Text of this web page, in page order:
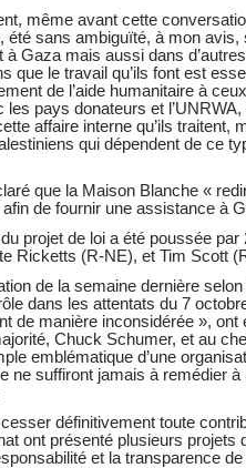
même avant cette
été sans ambiguïté, à mon
à Gaza mais aussi dans
que le travail qu’ils font est
de l’aide humanitaire à
pays donateurs et
affaire interne qu’ils traitent,
qui dépendent de ce
que la Maison Blanche «
de fournir une assistance à
projet de loi a été poussée
Ricketts (R-NE), et Tim Scott
de la semaine dernière
dans les attentats du 7
de manière inconsidérée »,
Chuck Schumer, et au
emblématique d’une
ne suffiront jamais à remédier
définitivement toute
ont présenté plusieurs projets
et la transparence